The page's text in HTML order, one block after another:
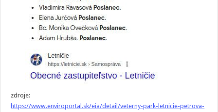
zdroje:
https://www.enviroportal.sk/eia/detail/veterny-park-letnicie-petrova-